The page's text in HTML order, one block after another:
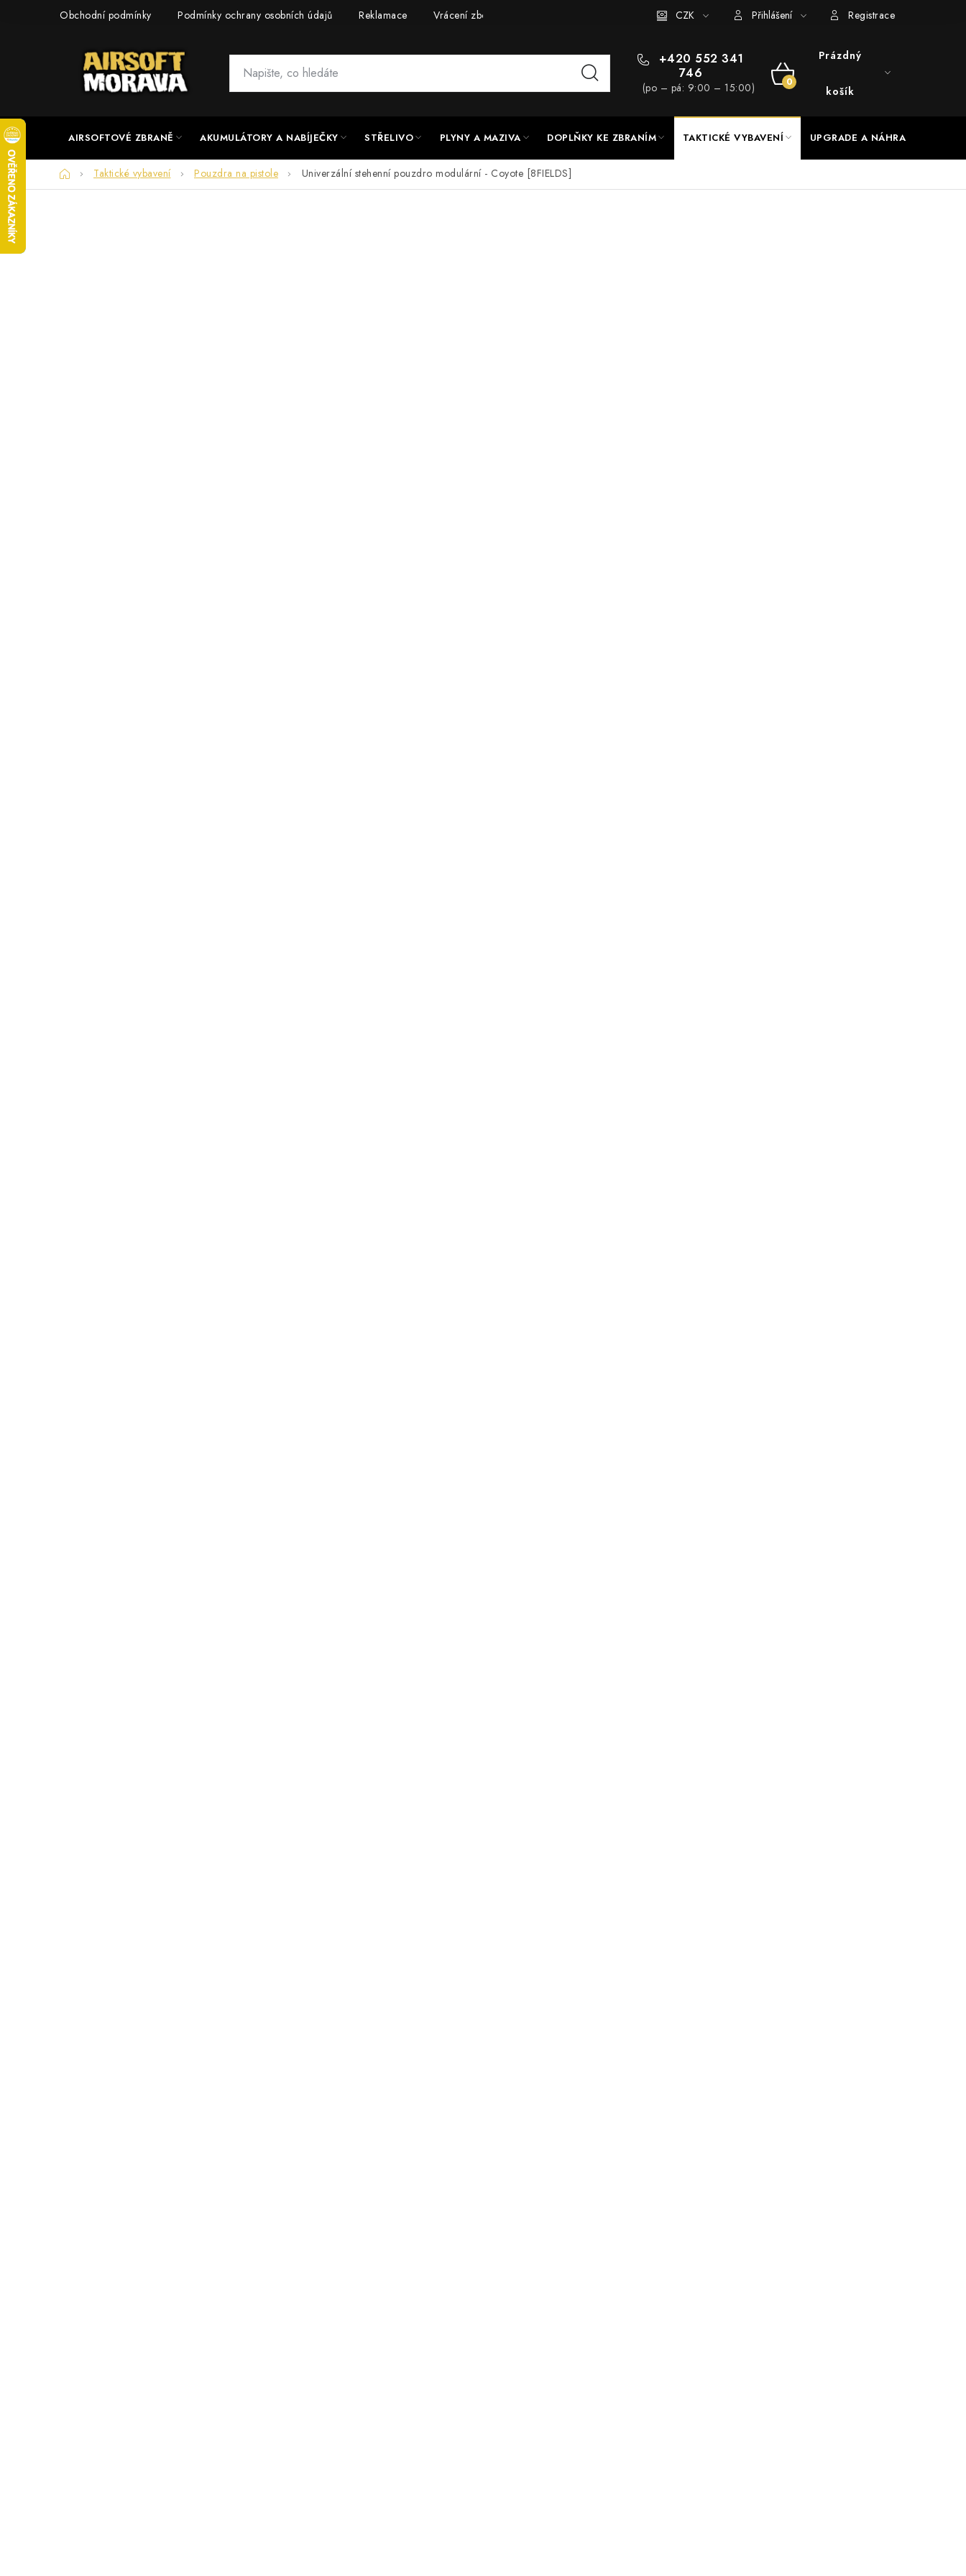
Obchodní podmínky Podmínky ochrany osobních údajů Reklamace Vrácení zboží UPGRADE a servis Hodnocení obchodu
CZK Přihlášení Registrace
+420 552 341
746
(po – pá: 9:00 – 15:00)
NÁKUPNÍ
Prázdný
košík
AIRSOFTOVÉ ZBRANĚ AKUMULÁTORY A NABÍJEČKY STŘELIVO PLYNY A MAZIVA DOPLŇKY KE ZBRANÍM TAKTICKÉ VYBAVENÍ UPGRADE A NÁHRADNÍ DÍLY
DomůTaktické vybavení Pouzdra na pistole Univerzální stehenní pouzdro modulární - Coyote [8FIELDS]